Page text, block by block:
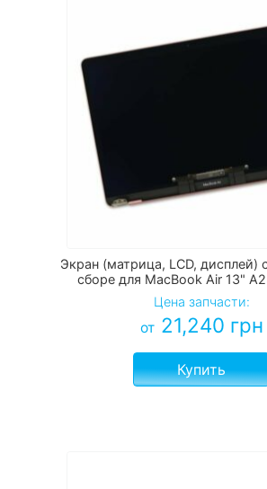
Экран (матрица, LCD, дисплей)
сборе для MacBook Air 13"
Цена запчасти:
от 21,240 грн
Купить